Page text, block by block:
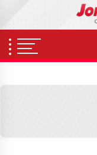
content